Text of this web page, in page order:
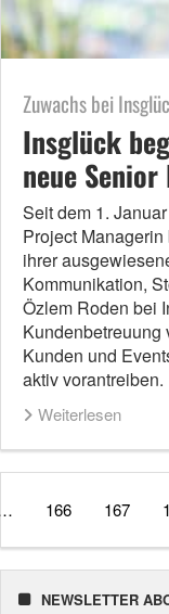
Zuwachs bei
Insglück
neue
Seit dem 1.
Project
ihrer
Kommunikation,
Özlem Roden bei
Kundenbetreuung
Kunden und
aktiv vorantreiben.
Weiterlesen
166 167
NEWSLETTER